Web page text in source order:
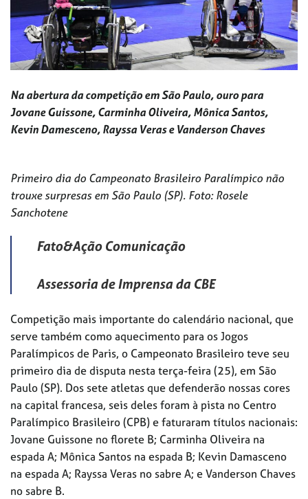
Na abertura da competição em São Paulo, ouro para
Jovane Guissone, Carminha Oliveira, Mônica Santos,
Kevin Damesceno, Rayssa Veras e Vanderson Chaves
Primeiro dia do Campeonato Brasileiro Paralímpico não
trouxe surpresas em São Paulo (SP). Foto: Rosele
Sanchotene
Fato&Ação Comunicação
Assessoria de Imprensa da CBE
Competição mais importante do calendário nacional, que
serve também como aquecimento para os Jogos
Paralímpicos de Paris, o Campeonato Brasileiro teve seu
primeiro dia de disputa nesta terça-feira (25), em São
Paulo (SP). Dos sete atletas que defenderão nossas cores
na capital francesa, seis deles foram à pista no Centro
Paralímpico Brasileiro (CPB) e faturaram títulos nacionais:
Jovane Guissone no florete B; Carminha Oliveira na
espada A; Mônica Santos na espada B; Kevin Damasceno
na espada A; Rayssa Veras no sabre A; e Vanderson Chaves
no sabre B.